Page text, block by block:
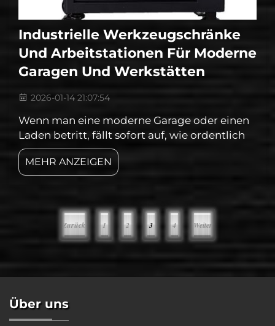
Industrielle Werkzeugschränke
Und Arbeitstationen Für Moderne
Garagen Und Werkstätten
2026-01-14 21:07:54
Wenn man eine moderne Garage oder einen
Laden betritt, fällt sofort auf, wie ordentlich
und aufgeräumt alles wirkt. Industrielle
Werkzeugschränke und Arbeitstationen
tragen maßgeblich dazu bei. Schaffen von
viel wie möglich herauszuholen ...
MEHR ANZEIGEN
Zurück 1 2 3 4 Weiter
Über uns